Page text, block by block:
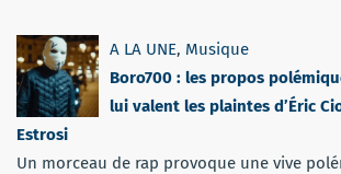
A LA UNE, Musique
Boro700 : les propos
lui valent les plaintes d’Éric
Estrosi
Un morceau de rap provoque une vive